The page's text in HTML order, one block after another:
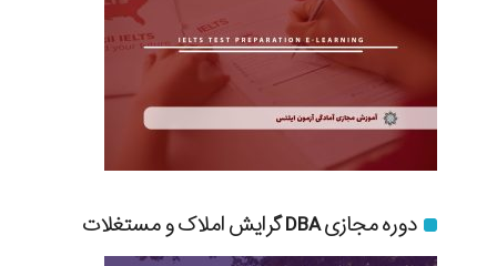
دوره مجازی DBA گرایش املاک و مستغلات